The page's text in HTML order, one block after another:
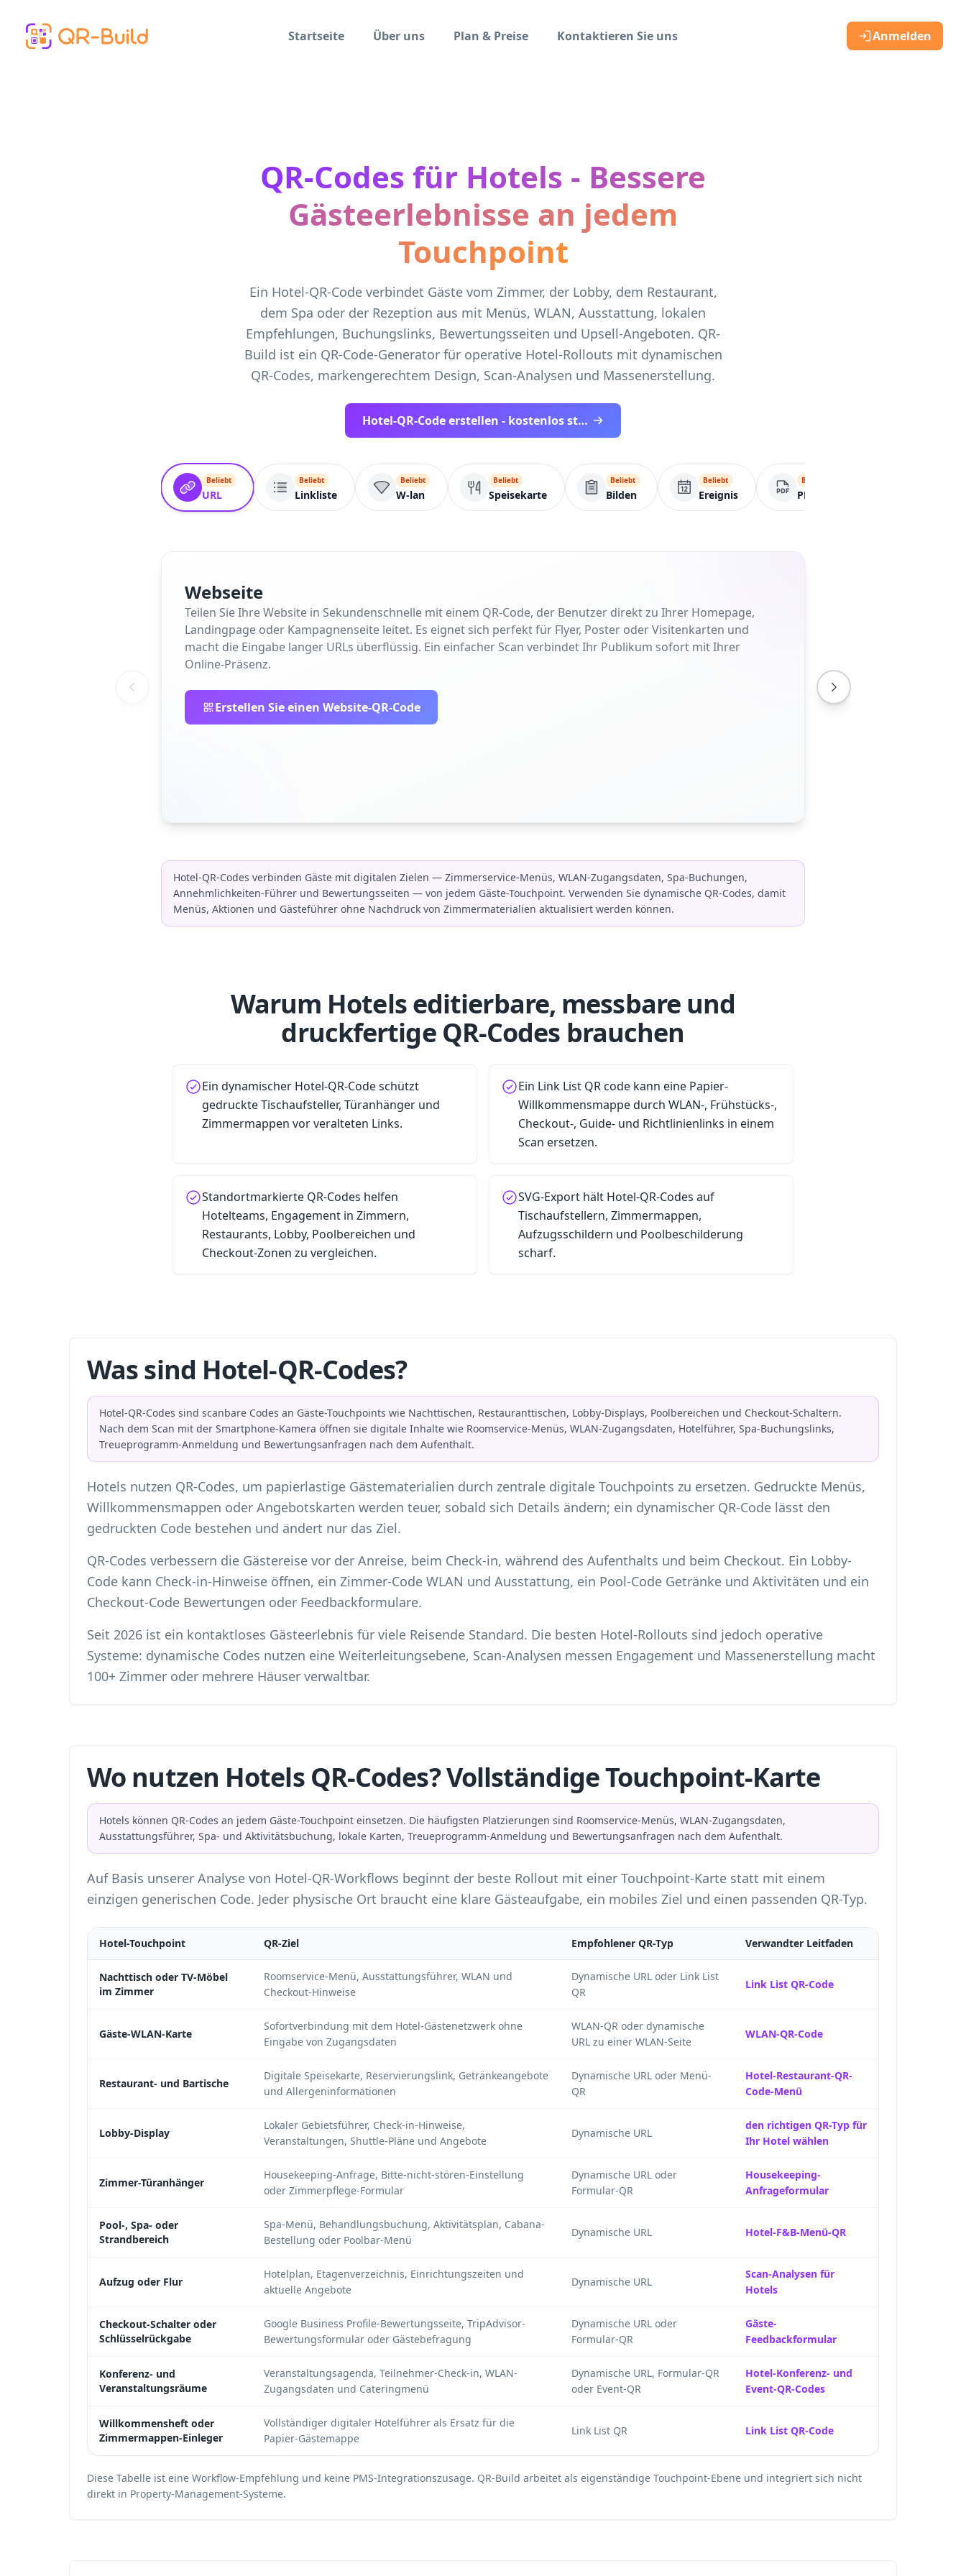
Startseite
Über uns Plan & Preise Kontaktieren Sie uns Anmelden
QR-Codes für Hotels - Bessere
Gästeerlebnisse an jedem
Touchpoint
Ein Hotel-QR-Code verbindet Gäste vom Zimmer, der Lobby, dem Restaurant,
dem Spa oder der Rezeption aus mit Menüs, WLAN, Ausstattung, lokalen
Empfehlungen, Buchungslinks, Bewertungsseiten und Upsell-Angeboten. QR-
Build ist ein QR-Code-Generator für operative Hotel-Rollouts mit dynamischen
QR-Codes, markengerechtem Design, Scan-Analysen und Massenerstellung.
Hotel-QR-Code erstellen - kostenlos starten
Beliebt
URL
Beliebt
Linkliste
Beliebt
W-lan
Beliebt
Speisekarte
Beliebt
Bilden
Beliebt
Ereignis
Beliebt
PDF
Webseite
Teilen Sie Ihre Website in Sekundenschnelle mit einem QR-Code, der Benutzer direkt zu Ihrer Homepage,
Landingpage oder Kampagnenseite leitet. Es eignet sich perfekt für Flyer, Poster oder Visitenkarten und
macht die Eingabe langer URLs überflüssig. Ein einfacher Scan verbindet Ihr Publikum sofort mit Ihrer
Online-Präsenz.
Erstellen Sie einen Website-QR-Code
Hotel-QR-Codes verbinden Gäste mit digitalen Zielen — Zimmerservice-Menüs, WLAN-Zugangsdaten, Spa-Buchungen,
Annehmlichkeiten-Führer und Bewertungsseiten — von jedem Gäste-Touchpoint. Verwenden Sie dynamische QR-Codes, damit
Menüs, Aktionen und Gästeführer ohne Nachdruck von Zimmermaterialien aktualisiert werden können.
Warum Hotels editierbare, messbare und
druckfertige QR-Codes brauchen
Ein dynamischer Hotel-QR-Code schützt
gedruckte Tischaufsteller, Türanhänger und
Zimmermappen vor veralteten Links.
Ein Link List QR code kann eine Papier-
Willkommensmappe durch WLAN-, Frühstücks-,
Checkout-, Guide- und Richtlinienlinks in einem
Scan ersetzen.
Standortmarkierte QR-Codes helfen
Hotelteams, Engagement in Zimmern,
Restaurants, Lobby, Poolbereichen und
Checkout-Zonen zu vergleichen.
SVG-Export hält Hotel-QR-Codes auf
Tischaufstellern, Zimmermappen,
Aufzugsschildern und Poolbeschilderung
scharf.
Was sind Hotel-QR-Codes?
Hotel-QR-Codes sind scanbare Codes an Gäste-Touchpoints wie Nachttischen, Restauranttischen, Lobby-Displays, Poolbereichen und Checkout-Schaltern.
Nach dem Scan mit der Smartphone-Kamera öffnen sie digitale Inhalte wie Roomservice-Menüs, WLAN-Zugangsdaten, Hotelführer, Spa-Buchungslinks,
Treueprogramm-Anmeldung und Bewertungsanfragen nach dem Aufenthalt.
Hotels nutzen QR-Codes, um papierlastige Gästematerialien durch zentrale digitale Touchpoints zu ersetzen. Gedruckte Menüs,
Willkommensmappen oder Angebotskarten werden teuer, sobald sich Details ändern; ein dynamischer QR-Code lässt den
gedruckten Code bestehen und ändert nur das Ziel.
QR-Codes verbessern die Gästereise vor der Anreise, beim Check-in, während des Aufenthalts und beim Checkout. Ein Lobby-
Code kann Check-in-Hinweise öffnen, ein Zimmer-Code WLAN und Ausstattung, ein Pool-Code Getränke und Aktivitäten und ein
Checkout-Code Bewertungen oder Feedbackformulare.
Seit 2026 ist ein kontaktloses Gästeerlebnis für viele Reisende Standard. Die besten Hotel-Rollouts sind jedoch operative
Systeme: dynamische Codes nutzen eine Weiterleitungsebene, Scan-Analysen messen Engagement und Massenerstellung macht
100+ Zimmer oder mehrere Häuser verwaltbar.
Wo nutzen Hotels QR-Codes? Vollständige Touchpoint-Karte
Hotels können QR-Codes an jedem Gäste-Touchpoint einsetzen. Die häufigsten Platzierungen sind Roomservice-Menüs, WLAN-Zugangsdaten,
Ausstattungsführer, Spa- und Aktivitätsbuchung, lokale Karten, Treueprogramm-Anmeldung und Bewertungsanfragen nach dem Aufenthalt.
Auf Basis unserer Analyse von Hotel-QR-Workflows beginnt der beste Rollout mit einer Touchpoint-Karte statt mit einem
einzigen generischen Code. Jeder physische Ort braucht eine klare Gästeaufgabe, ein mobiles Ziel und einen passenden QR-Typ.
Hotel-Touchpoint QR-Ziel Empfohlener QR-Typ Verwandter Leitfaden
Nachttisch oder TV-Möbel
im Zimmer
Roomservice-Menü, Ausstattungsführer, WLAN und
Checkout-Hinweise
Dynamische URL oder Link List
QR
Link List QR-Code
Gäste-WLAN-Karte
Sofortverbindung mit dem Hotel-Gästenetzwerk ohne
Eingabe von Zugangsdaten
WLAN-QR oder dynamische
URL zu einer WLAN-Seite
WLAN-QR-Code
Restaurant- und Bartische
Digitale Speisekarte, Reservierungslink, Getränkeangebote
und Allergeninformationen
Dynamische URL oder Menü-
QR
Hotel-Restaurant-QR-
Code-Menü
Lobby-Display
Lokaler Gebietsführer, Check-in-Hinweise,
Veranstaltungen, Shuttle-Pläne und Angebote
Dynamische URL
den richtigen QR-Typ für
Ihr Hotel wählen
Zimmer-Türanhänger
Housekeeping-Anfrage, Bitte-nicht-stören-Einstellung
oder Zimmerpflege-Formular
Dynamische URL oder
Formular-QR
Housekeeping-
Anfrageformular
Pool-, Spa- oder
Strandbereich
Spa-Menü, Behandlungsbuchung, Aktivitätsplan, Cabana-
Bestellung oder Poolbar-Menü
Dynamische URL Hotel-F&B-Menü-QR
Aufzug oder Flur
Hotelplan, Etagenverzeichnis, Einrichtungszeiten und
aktuelle Angebote
Dynamische URL
Scan-Analysen für
Hotels
Checkout-Schalter oder
Schlüsselrückgabe
Google Business Profile-Bewertungsseite, TripAdvisor-
Bewertungsformular oder Gästebefragung
Dynamische URL oder
Formular-QR
Gäste-
Feedbackformular
Konferenz- und
Veranstaltungsräume
Veranstaltungsagenda, Teilnehmer-Check-in, WLAN-
Zugangsdaten und Cateringmenü
Dynamische URL, Formular-QR
oder Event-QR
Hotel-Konferenz- und
Event-QR-Codes
Willkommensheft oder
Zimmermappen-Einleger
Vollständiger digitaler Hotelführer als Ersatz für die
Papier-Gästemappe
Link List QR Link List QR-Code
Diese Tabelle ist eine Workflow-Empfehlung und keine PMS-Integrationszusage. QR-Build arbeitet als eigenständige Touchpoint-Ebene und integriert sich nicht
direkt in Property-Management-Systeme.